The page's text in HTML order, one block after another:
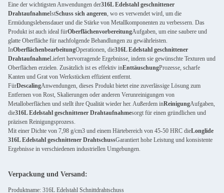
Eine der wichtigsten Anwendungen der316L Edelstahl geschnittener
DrahtaufnahmeIstSchuss sich angeren, wo es verwendet wird, um die
Ermüdungslebensdauer und die Stärke von Metallkomponenten zu verbessern. Das
Produkt ist auch ideal fürOberflächenvorbereitungAufgaben, um eine saubere und
glatte Oberfläche für nachfolgende Behandlungen zu gewährleisten.
InOberflächenbearbeitungOperationen, die316L Edelstahl geschnittener
DrahtaufnahmeLiefert hervorragende Ergebnisse, indem sie gewünschte Texturen und
Oberflächen erzielen. Zusätzlich ist es effektiv inEnttäuschungProzesse, scharfe
Kanten und Grat von Werkstücken effizient entfernt.
FürDescalingAnwendungen, dieses Produkt bietet eine zuverlässige Lösung zum
Entfernen von Rost, Skalierungen oder anderen Verunreinigungen von
Metalloberflächen und stellt ihre Qualität wieder her. Außerdem inReinigungAufgaben,
die316L Edelstahl geschnittener Drahtaufnahmesorgt für einen gründlichen und
präzisen Reinigungsprozess.
Mit einer Dichte von 7,98 g/cm3 und einem Härtebereich von 45-50 HRC dieLonglide
316L Edelstahl geschnittener DrahtschussGarantiert hohe Leistung und konsistente
Ergebnisse in verschiedenen industriellen Umgebungen.
Verpackung und Versand:
Produktname: 316L Edelstahl Schnittdrahtschuss